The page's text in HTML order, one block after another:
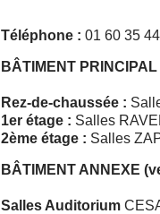
Téléphone : 01 60 35
BÂTIMENT PRINCIPAL
Rez-de-chaussée :
1er étage : Salles
2ème étage : Salles
BÂTIMENT ANNEXE
Salles Auditorium